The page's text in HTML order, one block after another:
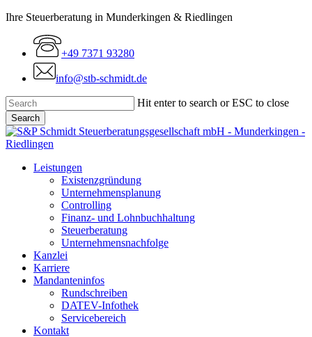
Skip
content
Ihre Steuerberatung in Munderkingen & Riedlingen
+49 7371 93280
info@stb-schmidt.de
Hit enter to search or ESC to close
Search
Close
Search
Menu
Leistungen
Existenzgründung
Unternehmensplanung
Controlling
Finanz- und Lohnbuchhaltung
Steuerberatung
Unternehmensnachfolge
Kanzlei
Karriere
Mandanteninfos
Rundschreiben
DATEV-Infothek
Servicebereich
Kontakt